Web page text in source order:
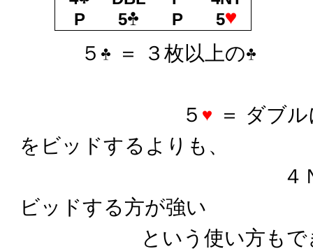
P
5 P 5
５ ＝ ３枚以上の
５
＝ ダブ
をビッドするよりも、
４ＮＴを経
ビッドする方が強い
という使い方もでき